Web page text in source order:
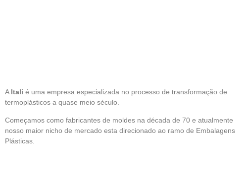
A Itali é uma empresa especializada no processo de transformação de
termoplásticos a quase meio século.
Começamos como fabricantes de moldes na década de 70 e atualmente
nosso maior nicho de mercado esta direcionado ao ramo de Embalagens
Plásticas.